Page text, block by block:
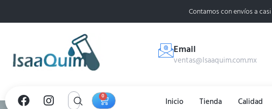
Contamos con envíos a casi
Email
ventas@Isaaquim.com.mx
0 Inicio Tienda Calidad